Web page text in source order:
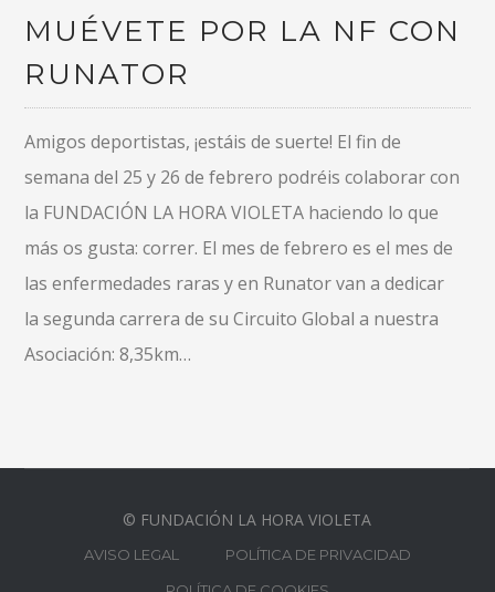
MUÉVETE POR LA NF CON
RUNATOR
Amigos deportistas, ¡estáis de suerte! El fin de
semana del 25 y 26 de febrero podréis colaborar con
la FUNDACIÓN LA HORA VIOLETA haciendo lo que
más os gusta: correr. El mes de febrero es el mes de
las enfermedades raras y en Runator van a dedicar
la segunda carrera de su Circuito Global a nuestra
Asociación: 8,35km…
© FUNDACIÓN LA HORA VIOLETA
AVISO LEGAL
POLÍTICA DE PRIVACIDAD